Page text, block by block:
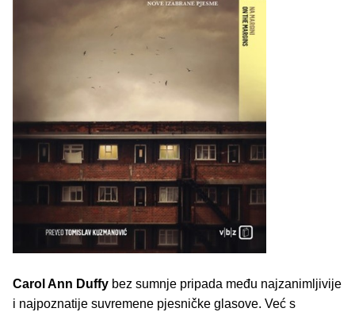
Carol Ann Duffy bez sumnje pripada među najzanimljivije
i najpoznatije suvremene pjesničke glasove. Već s